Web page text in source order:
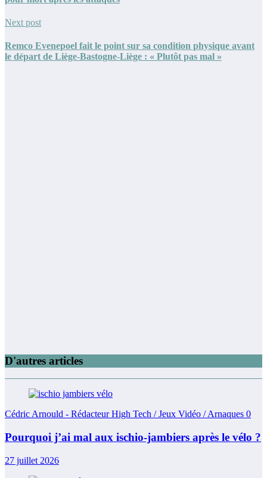
Next post
Remco Evenepoel fait le point sur sa condition physique avant
le départ de Liège-Bastogne-Liège : « Plutôt pas mal »
D'autres articles
Cédric Arnould - Rédacteur High Tech / Jeux Vidéo / Arnaques 0
Pourquoi j’ai mal aux ischio-jambiers après le vélo ?
27 juillet 2026